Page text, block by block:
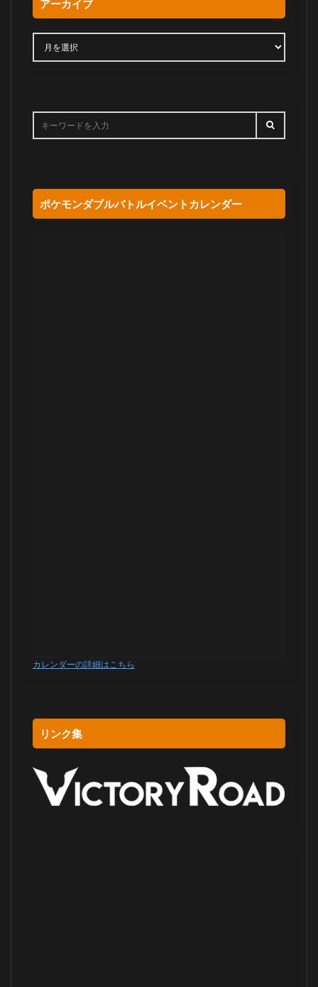
アーカイブ
ポケモンダブルバトルイベントカレンダー
カレンダーの詳細はこちら
リンク集